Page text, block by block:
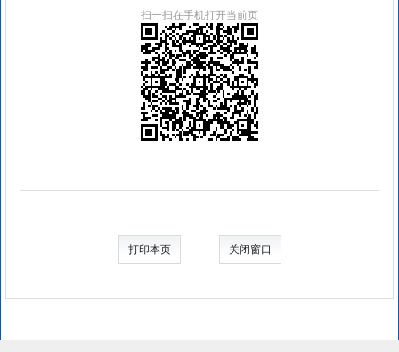
扫一扫在手机打开当前页
打印本页 关闭窗口